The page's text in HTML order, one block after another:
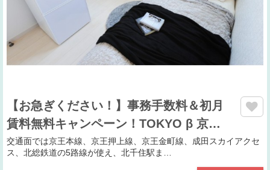
【お急ぎください！】事務手数料＆初月
賃料無料キャンペーン！TOKYO β 京…
交通面では京王本線、京王押上線、京王金町線、成田スカイアクセ
ス、北総鉄道の5路線が使え、北千住駅ま…